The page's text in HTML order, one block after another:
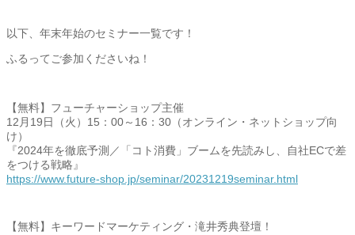
以下、年末年始のセミナー一覧です！
ふるってご参加くださいね！
【無料】フューチャーショップ主催
12月19日（火）15：00～16：30（オンライン・ ネットショップ向
け）
『2024年を徹底予測／「コト消費」ブームを先読みし、
自社ECで差
をつける戦略』
https://www.future-shop.jp/seminar/20231219seminar.html
【無料】キーワードマーケティング・滝井秀典登壇！